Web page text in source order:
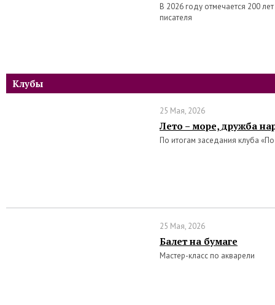
В 2026 году отмечается 200
писателя
Клубы
25 Мая, 2026
Лето – море, дружба
По итогам заседания клуба
25 Мая, 2026
Балет на бумаге
Мастер-класс по акварели